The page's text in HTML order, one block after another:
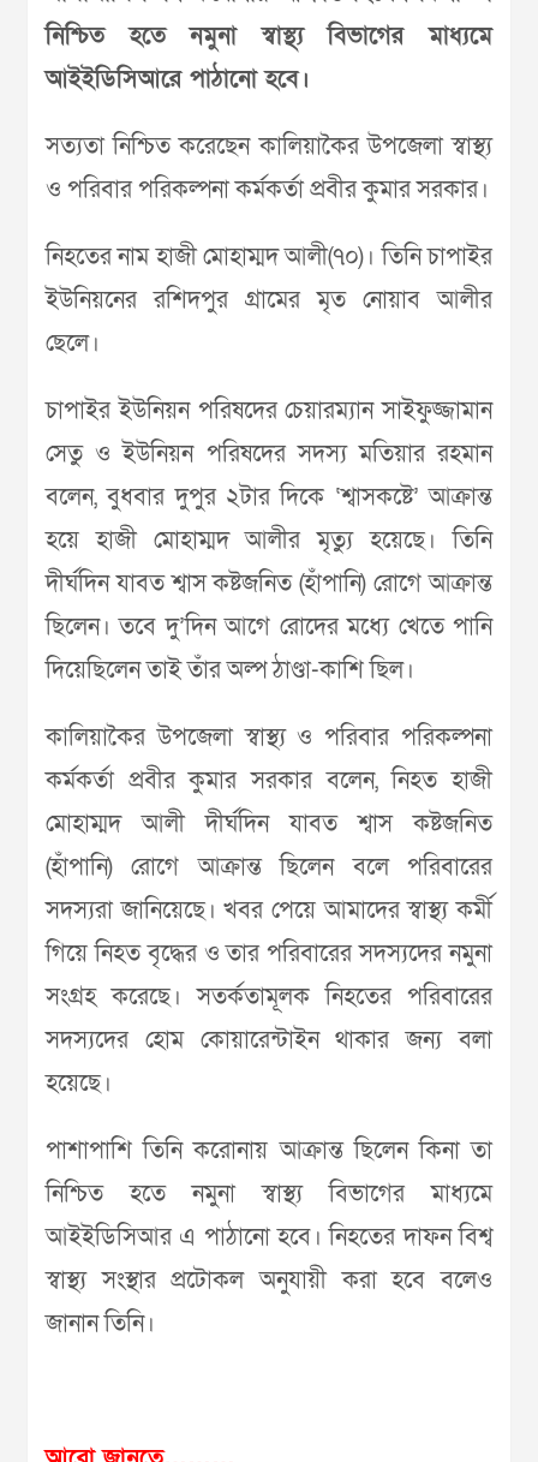
নিশ্চিত হতে নমুনা স্বাস্থ্য বিভাগের মাধ্যমে
আইইডিসিআরে পাঠানো হবে।
সত্যতা নিশ্চিত করেছেন কালিয়াকৈর উপজেলা স্বাস্থ্য
ও পরিবার পরিকল্পনা কর্মকর্তা প্রবীর কুমার সরকার।
নিহতের নাম হাজী মোহাম্মদ আলী(৭০)। তিনি চাপাইর
ইউনিয়নের রশিদপুর গ্রামের মৃত নোয়াব আলীর
ছেলে।
চাপাইর ইউনিয়ন পরিষদের চেয়ারম্যান সাইফুজ্জামান
সেতু ও ইউনিয়ন পরিষদের সদস্য মতিয়ার রহমান
বলেন, বুধবার দুপুর ২টার দিকে ‘শ্বাসকষ্টে’ আক্রান্ত
হয়ে হাজী মোহাম্মদ আলীর মৃত্যু হয়েছে। তিনি
দীর্ঘদিন যাবত শ্বাস কষ্টজনিত (হাঁপানি) রোগে আক্রান্ত
ছিলেন। তবে দু’দিন আগে রোদের মধ্যে খেতে পানি
দিয়েছিলেন তাই তাঁর অল্প ঠাণ্ডা-কাশি ছিল।
কালিয়াকৈর উপজেলা স্বাস্থ্য ও পরিবার পরিকল্পনা
কর্মকর্তা প্রবীর কুমার সরকার বলেন, নিহত হাজী
মোহাম্মদ আলী দীর্ঘদিন যাবত শ্বাস কষ্টজনিত
(হাঁপানি) রোগে আক্রান্ত ছিলেন বলে পরিবারের
সদস্যরা জানিয়েছে। খবর পেয়ে আমাদের স্বাস্থ্য কর্মী
গিয়ে নিহত বৃদ্ধের ও তার পরিবারের সদস্যদের নমুনা
সংগ্রহ করেছে। সতর্কতামূলক নিহতের পরিবারের
সদস্যদের হোম কোয়ারেন্টাইন থাকার জন্য বলা
হয়েছে।
পাশাপাশি তিনি করোনায় আক্রান্ত ছিলেন কিনা তা
নিশ্চিত হতে নমুনা স্বাস্থ্য বিভাগের মাধ্যমে
আইইডিসিআর এ পাঠানো হবে। নিহতের দাফন বিশ্ব
স্বাস্থ্য সংস্থার প্রটোকল অনুযায়ী করা হবে বলেও
জানান তিনি।